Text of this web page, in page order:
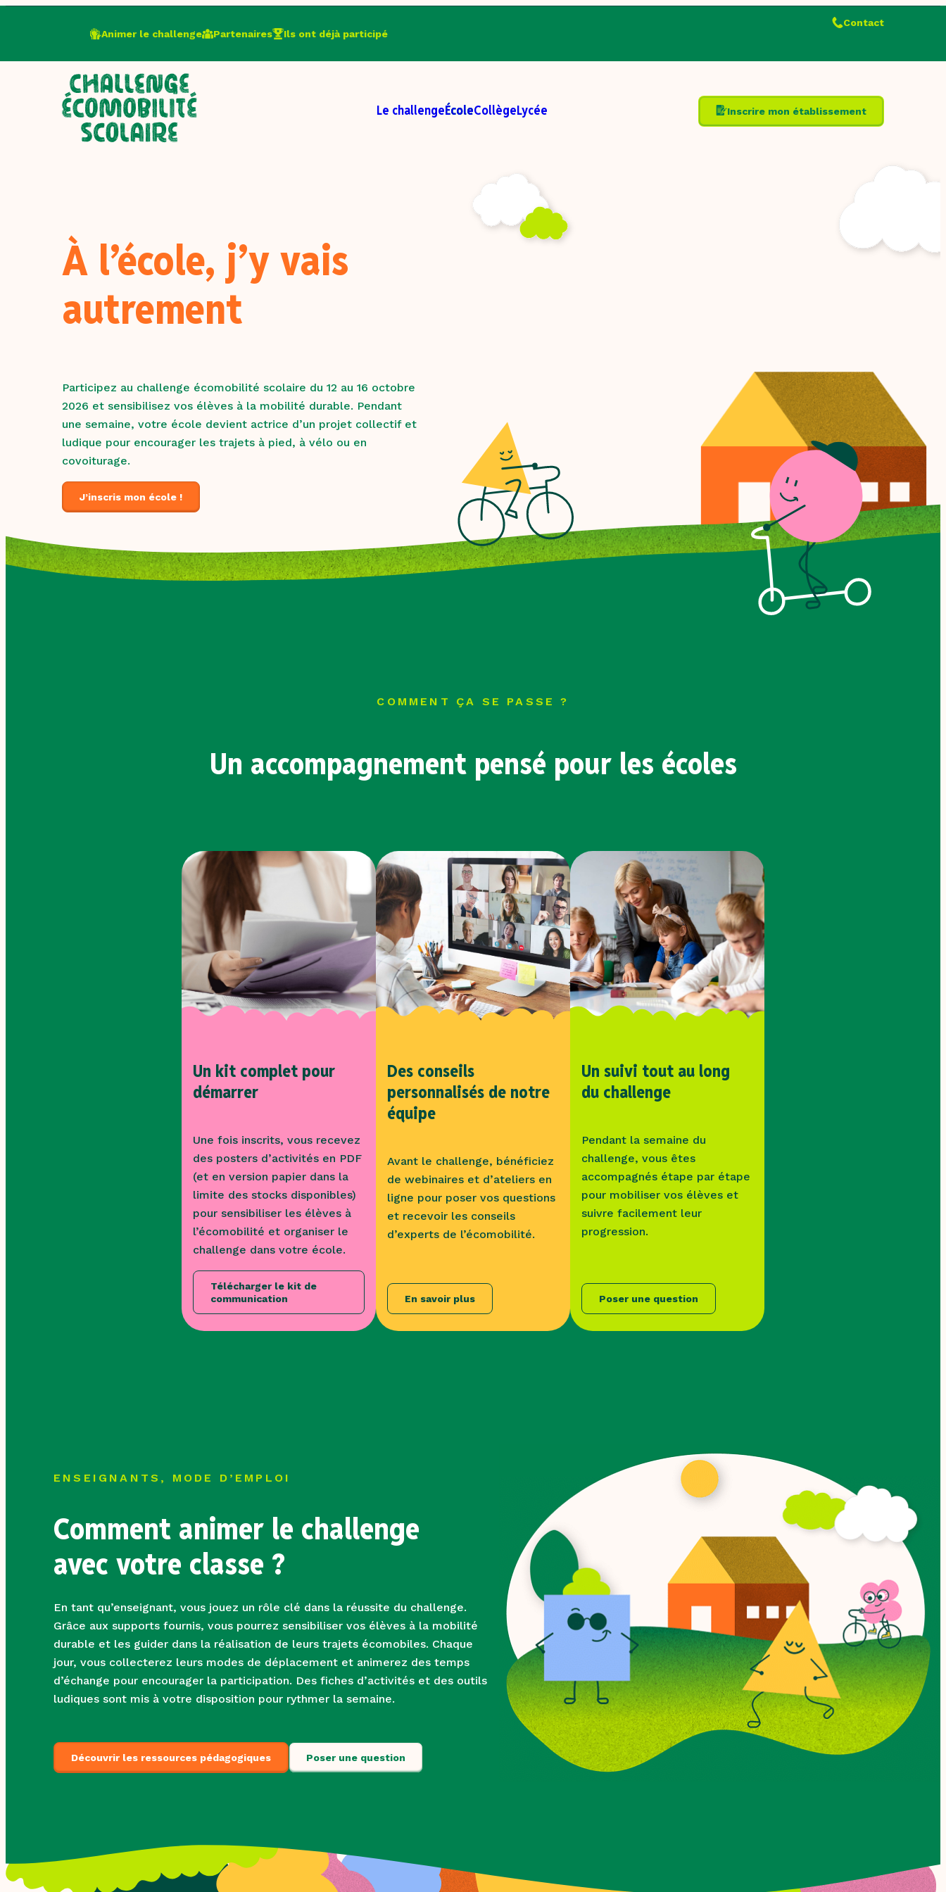
Le challengeÉcoleCollègeLycée Inscrire mon établissement
Animer le challenge Partenaires Ils ont déjà participé
Contact
À l’école, j’y vais
autrement
Participez au challenge écomobilité scolaire du 12 au 16 octobre
2026 et sensibilisez vos élèves à la mobilité durable. Pendant
une semaine, votre école devient actrice d’un projet collectif et
ludique pour encourager les trajets à pied, à vélo ou en
covoiturage.
J’inscris mon école !
COMMENT ÇA SE PASSE ?
Un accompagnement pensé pour les écoles
Un kit complet pour
démarrer
Une fois inscrits, vous recevez
des posters d’activités en PDF
(et en version papier dans la
limite des stocks disponibles)
pour sensibiliser les élèves à
l’écomobilité et organiser le
challenge dans votre école.
Télécharger le kit de
communication
Des conseils
personnalisés de notre
équipe
Avant le challenge, bénéficiez
de webinaires et d’ateliers en
ligne pour poser vos questions
et recevoir les conseils
d’experts de l’écomobilité.
En savoir plus
Un suivi tout au long
du challenge
Pendant la semaine du
challenge, vous êtes
accompagnés étape par étape
pour mobiliser vos élèves et
suivre facilement leur
progression.
Poser une question
ENSEIGNANTS, MODE D’EMPLOI
Comment animer le challenge
avec votre classe ?
En tant qu’enseignant, vous jouez un rôle clé dans la réussite du challenge.
Grâce aux supports fournis, vous pourrez sensibiliser vos élèves à la mobilité
durable et les guider dans la réalisation de leurs trajets écomobiles. Chaque
jour, vous collecterez leurs modes de déplacement et animerez des temps
d’échange pour encourager la participation. Des fiches d’activités et des outils
ludiques sont mis à votre disposition pour rythmer la semaine.
Découvrir les ressources pédagogiques Poser une question